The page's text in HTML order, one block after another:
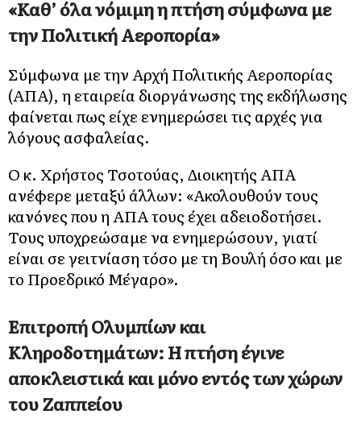
«Καθ’ όλα νόμιμη η πτήση σύμφωνα με
την Πολιτική Αεροπορία»
Σύμφωνα με την Αρχή Πολιτικής Αεροπορίας
(ΑΠΑ), η εταιρεία διοργάνωσης της εκδήλωσης
φαίνεται πως είχε ενημερώσει τις αρχές για
λόγους ασφαλείας.
Ο κ. Χρήστος Τσοτούας, Διοικητής ΑΠΑ
ανέφερε μεταξύ άλλων: «Ακολουθούν τους
κανόνες που η ΑΠΑ τους έχει αδειοδοτήσει.
Τους υποχρεώσαμε να ενημερώσουν, γιατί
είναι σε γειτνίαση τόσο με τη Βουλή όσο και με
το Προεδρικό Μέγαρο».
Επιτροπή Ολυμπίων και
Κληροδοτημάτων: Η πτήση έγινε
αποκλειστικά και μόνο εντός των χώρων
του Ζαππείου